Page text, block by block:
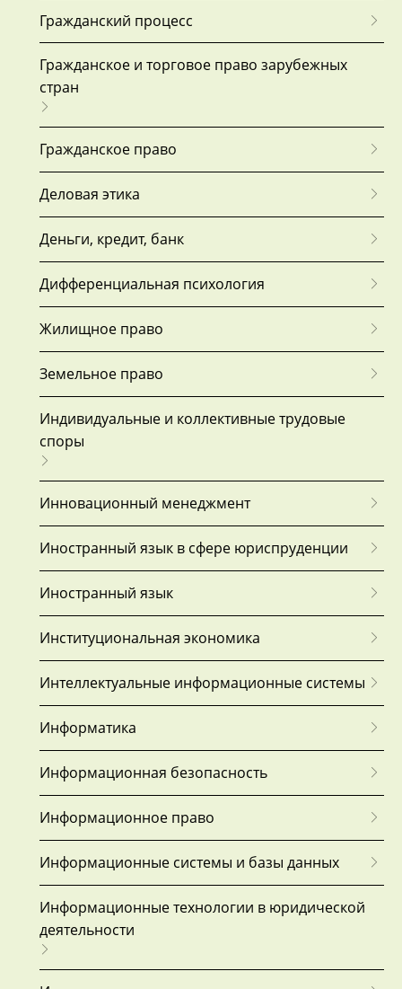
Гражданский процесс
Гражданское и торговое право зарубежных
стран
Гражданское право
Деловая этика
Деньги, кредит, банк
Дифференциальная психология
Жилищное право
Земельное право
Индивидуальные и коллективные трудовые
споры
Инновационный менеджмент
Иностранный язык в сфере юриспруденции
Иностранный язык
Институциональная экономика
Интеллектуальные информационные системы
Информатика
Информационная безопасность
Информационное право
Информационные системы и базы данных
Информационные технологии в юридической
деятельности